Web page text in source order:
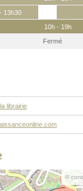
13h30
10h - 19h
Fermé
librairie
©